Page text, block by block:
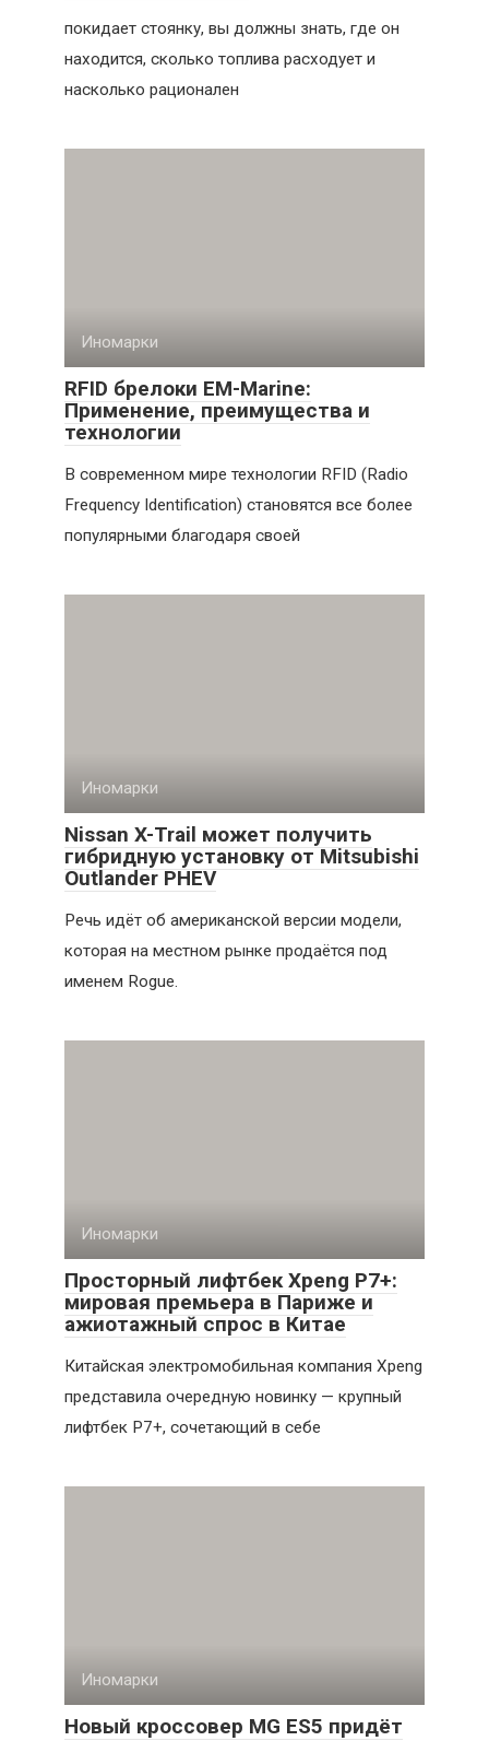
покидает стоянку, вы должны знать, где он
находится, сколько топлива расходует и
насколько рационален
Иномарки
RFID брелоки EM-Marine:
Применение, преимущества и
технологии
В современном мире технологии RFID (Radio
Frequency Identification) становятся все более
популярными благодаря своей
Иномарки
Nissan X-Trail может получить
гибридную установку от Mitsubishi
Outlander PHEV
Речь идёт об американской версии модели,
которая на местном рынке продаётся под
именем Rogue.
Иномарки
Просторный лифтбек Xpeng P7+:
мировая премьера в Париже и
ажиотажный спрос в Китае
Китайская электромобильная компания Xpeng
представила очередную новинку — крупный
лифтбек P7+, сочетающий в себе
Иномарки
Новый кроссовер MG ES5 придёт